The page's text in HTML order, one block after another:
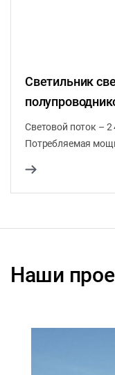
Светильник
Световой поток – 2
Потребляемая
Наши